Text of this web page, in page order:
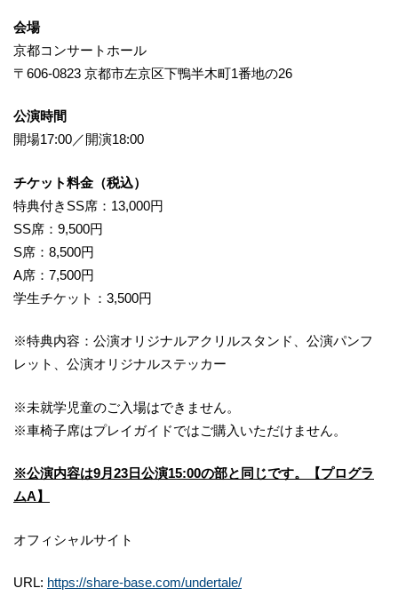
会場
京都コンサートホール
〒606-0823 京都市左京区下鴨半木町1番地の26
公演時間
開場17:00／開演18:00
チケット料金（税込）
特典付きSS席：13,000円
SS席：9,500円
S席：8,500円
A席：7,500円
学生チケット：3,500円
※特典内容：公演オリジナルアクリルスタンド、公演パンフ
レット、公演オリジナルステッカー
※未就学児童のご入場はできません。
※車椅子席はプレイガイドではご購入いただけません。
※公演内容は9月23日公演15:00の部と同じです。【プログラ
ムA】
オフィシャルサイト
URL: https://share-base.com/undertale/